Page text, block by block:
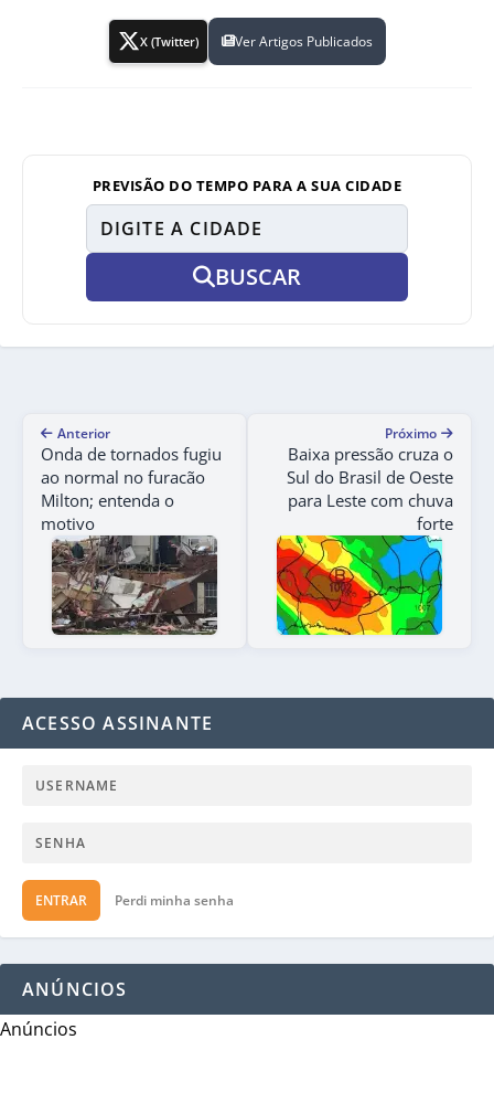
X (Twitter) Ver Artigos Publicados
PREVISÃO DO TEMPO PARA A SUA CIDADE
BUSCAR
Anterior
Onda de tornados fugiu
ao normal no furacão
Milton; entenda o
motivo
Próximo
Baixa pressão cruza o
Sul do Brasil de Oeste
para Leste com chuva
forte
ACESSO ASSINANTE
ENTRAR Perdi minha senha
ANÚNCIOS
Anúncios